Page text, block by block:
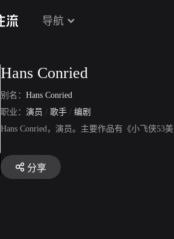
导航
Hans Conried
别名： Hans Conried
职业： 演员 / 歌手 / 编剧
Hans Conried，演员。主要作品有《小飞侠53
分享